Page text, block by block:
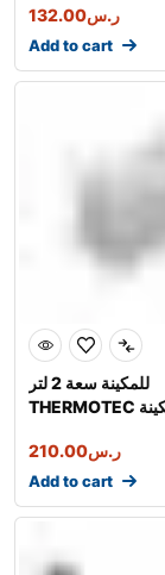
ر.س132.00
Add to cart
للمكينة سعة 2 لتر
THERMOTEC مبرد مكينة
ر.س210.00
Add to cart